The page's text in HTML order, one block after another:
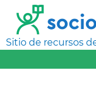
Sitio de recursos